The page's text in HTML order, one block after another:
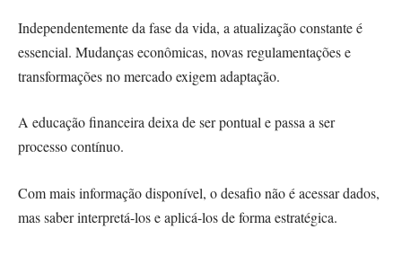
Independentemente da fase da vida, a atualização constante é
essencial. Mudanças econômicas, novas regulamentações e
transformações no mercado exigem adaptação.
A educação financeira deixa de ser pontual e passa a ser
processo contínuo.
Com mais informação disponível, o desafio não é acessar dados,
mas saber interpretá-los e aplicá-los de forma estratégica.